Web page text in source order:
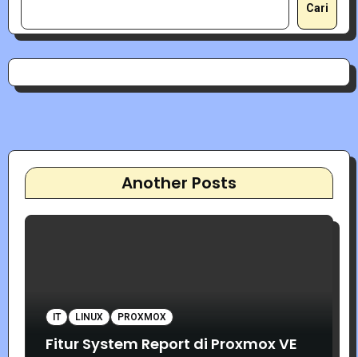
Cari
Another Posts
IT LINUX PROXMOX
Fitur System Report di Proxmox VE